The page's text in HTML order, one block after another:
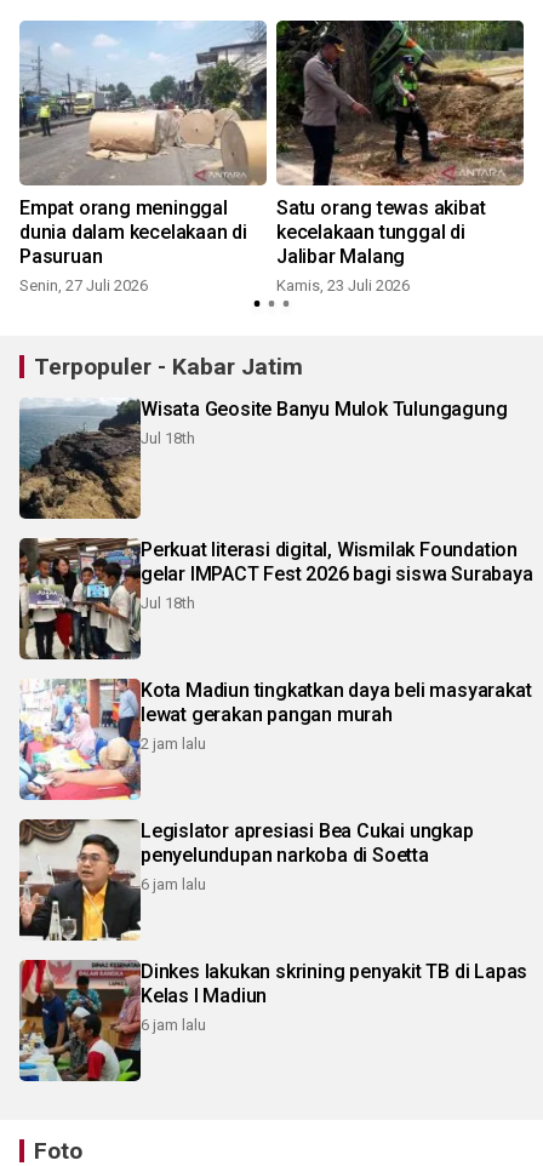
Empat orang meninggal
dunia dalam kecelakaan di
Pasuruan
Senin, 27 Juli 2026
Satu orang tewas akibat
kecelakaan tunggal di
Jalibar Malang
Kamis, 23 Juli 2026
Terpopuler - Kabar Jatim
Wisata Geosite Banyu Mulok Tulungagung
Jul 18th
Perkuat literasi digital, Wismilak Foundation
gelar IMPACT Fest 2026 bagi siswa Surabaya
Jul 18th
Kota Madiun tingkatkan daya beli masyarakat
lewat gerakan pangan murah
2 jam lalu
Legislator apresiasi Bea Cukai ungkap
penyelundupan narkoba di Soetta
6 jam lalu
Dinkes lakukan skrining penyakit TB di Lapas
Kelas I Madiun
6 jam lalu
Foto